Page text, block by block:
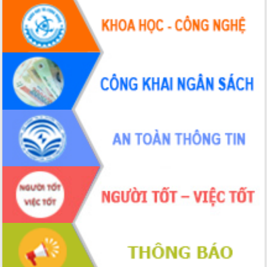
Đắk Lắk: Tôn vinh 46 giải pháp tại Hội
thi Sáng tạo Kỹ thuật 2024 - 2025
Đắk Lắk rà soát, điều chỉnh Đề án 190
về phát triển nuôi trồng thủy sản
Phó Chủ tịch UBND tỉnh Đắk Lắk
Trương Công Thái kiểm tra thực địa
Dự án cao tốc Khánh Hòa - Buôn Ma
Thuột
Định vị cà phê Việt Nam như một “di
sản sống” trong dòng chảy toàn cầu
Xây dựng nông thôn mới: Nâng cao đời
sống người dân từ những mô hình thiết
Quyết liệt tháo gỡ vướng mắc, đẩy
nhanh tiến độ các dự án trọng điểm
trong Khu kinh tế Nam Phú Yên
Hòn Yến phát triển du lịch gắn với bảo
tồn biển
Lấy ý kiến điều chỉnh Quy hoạch tỉnh
Đắk Lắk thời kỳ 2021-2030, tầm nhìn